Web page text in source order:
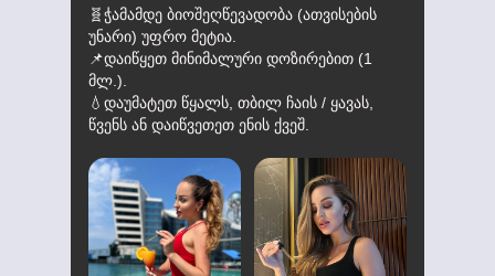
💧დაუმატეთ წყალს, თბილ ჩაის / ყავას,
წვენს ან დაიწვეთეთ ენის ქვეშ.
🧬ჭამამდე ბიოშეღწევადობა (ათვისების
უნარი) უფრო მეტია.
📌დაიწყეთ მინიმალური დოზირებით (1
მლ.).